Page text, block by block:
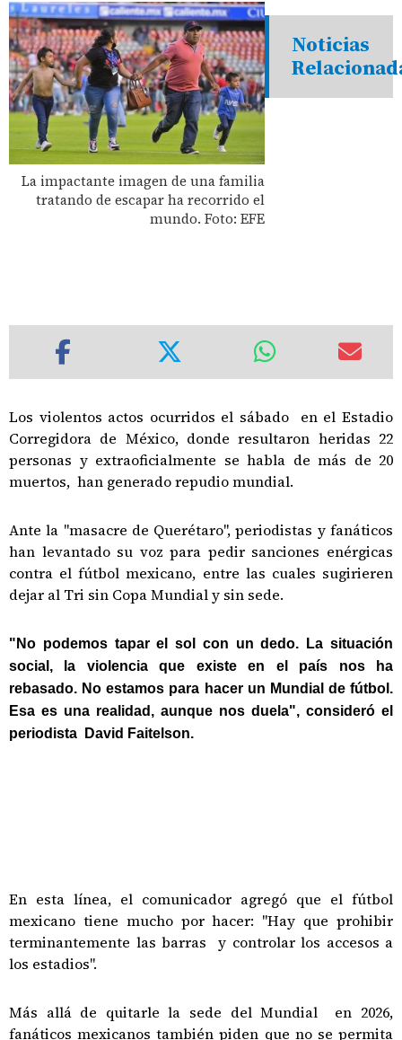
La impactante imagen de una familia
tratando de escapar ha recorrido el
mundo. Foto: EFE
Noticias
Los violentos actos ocurridos el sábado en el Estadio
Corregidora de México, donde resultaron heridas 22
personas y extraoficialmente se habla de más de 20
muertos, han generado repudio mundial.
Ante la "masacre de Querétaro", periodistas y fanáticos
han levantado su voz para pedir sanciones enérgicas
contra el fútbol mexicano, entre las cuales sugirieren
dejar al Tri sin Copa Mundial y sin sede.
"No podemos tapar el sol con un dedo. La situación
social, la violencia que existe en el país nos ha
rebasado. No estamos para hacer un Mundial de fútbol.
Esa es una realidad, aunque nos duela", consideró el
periodista David Faitelson.
En esta línea, el comunicador agregó que el fútbol
mexicano tiene mucho por hacer: "Hay que prohibir
terminantemente las barras y controlar los accesos a
los estadios".
Más allá de quitarle la sede del Mundial en 2026,
fanáticos mexicanos también piden que no se permita